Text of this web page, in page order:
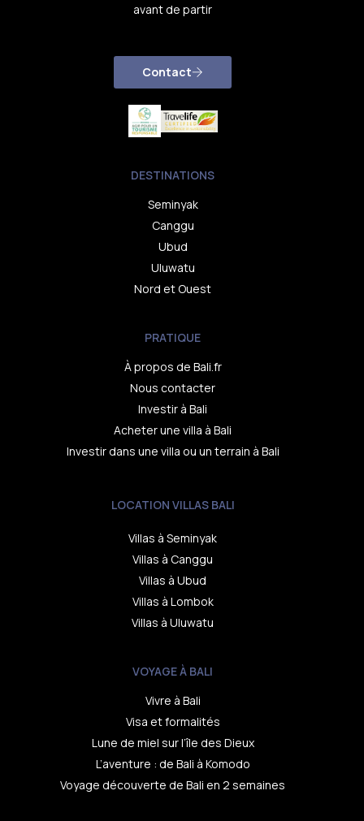
avant de partir
Contact
DESTINATIONS
Seminyak
Canggu
Ubud
Uluwatu
Nord et Ouest
PRATIQUE
À propos de Bali.fr
Nous contacter
Investir à Bali
Acheter une villa à Bali
Investir dans une villa ou un terrain à Bali
LOCATION VILLAS BALI
Villas à Seminyak
Villas à Canggu
Villas à Ubud
Villas à Lombok
Villas à Uluwatu
VOYAGE À BALI
Vivre à Bali
Visa et formalités
Lune de miel sur l’île des Dieux
L’aventure : de Bali à Komodo
Voyage découverte de Bali en 2 semaines